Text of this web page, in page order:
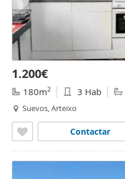
1.200€
180m2 3 Hab
Suevos, Arteixo
Contactar